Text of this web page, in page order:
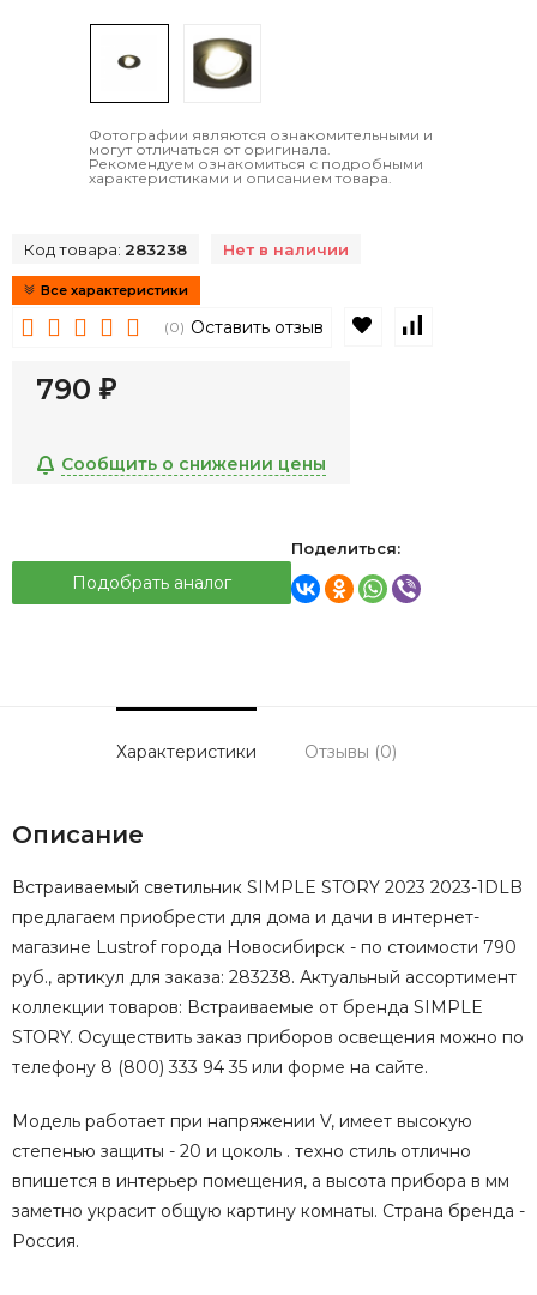
Фотографии являются ознакомительными и
могут отличаться от оригинала.
Рекомендуем ознакомиться с подробными
характеристиками и описанием товара.
Код товара: 283238 Нет в наличии
Все характеристики
(0) Оставить отзыв В избранное
790 ₽
Сообщить о снижении цены
Подобрать аналог
Поделиться:
Характеристики Отзывы (0)
Описание
Встраиваемый светильник SIMPLE STORY 2023 2023-1DLB
предлагаем приобрести для дома и дачи в интернет-
магазине Lustrof города Новосибирск - по стоимости 790
руб., артикул для заказа: 283238. Актуальный ассортимент
коллекции товаров: Встраиваемые от бренда SIMPLE
STORY. Осуществить заказ приборов освещения можно по
телефону 8 (800) 333 94 35 или форме на сайте.
Модель работает при напряжении V, имеет высокую
степенью защиты - 20 и цоколь . техно стиль отлично
впишется в интерьер помещения, а высота прибора в мм
заметно украсит общую картину комнаты. Страна бренда -
Россия.